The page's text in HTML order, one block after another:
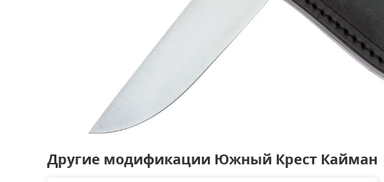
Другие модификации Южный Крест Кайман